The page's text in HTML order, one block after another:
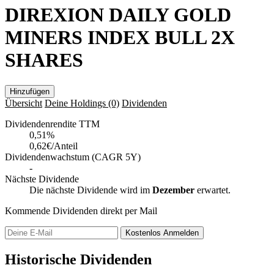
DIREXION DAILY GOLD
MINERS INDEX BULL 2X
SHARES
Hinzufügen
Übersicht Deine Holdings (0) Dividenden
Dividendenrendite TTM
0,51%
0,62€/Anteil
Dividendenwachstum (CAGR 5Y)
-
Nächste Dividende
Die nächste Dividende wird im Dezember erwartet.
Kommende Dividenden direkt per Mail
Kostenlos Anmelden
Historische Dividenden